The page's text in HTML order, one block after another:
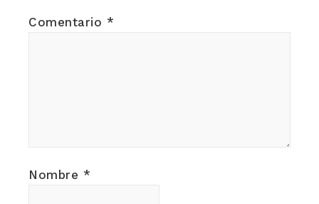
Comentario *
Nombre *